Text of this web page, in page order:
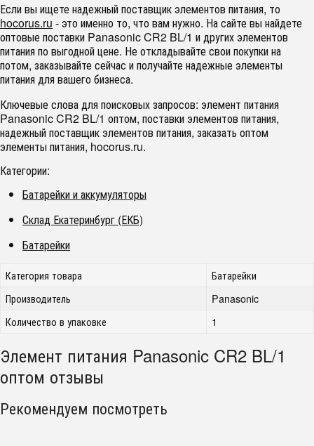
Если вы ищете надежный поставщик элементов питания, то
hocorus.ru - это именно то, что вам нужно. На сайте вы найдете
оптовые поставки Panasonic CR2 BL/1 и других элементов
питания по выгодной цене. Не откладывайте свои покупки на
потом, заказывайте сейчас и получайте надежные элементы
питания для вашего бизнеса.
Ключевые слова для поисковых запросов: элемент питания
Panasonic CR2 BL/1 оптом, поставки элементов питания,
надежный поставщик элементов питания, заказать оптом
элементы питания, hocorus.ru.
Категории:
Батарейки и аккумуляторы
Склад Екатеринбург (ЕКБ)
Батарейки
Категория товара
Батарейки
Производитель
Panasonic
Количество в упаковке
1
Элемент питания Panasonic CR2 BL/1
оптом отзывы
Рекомендуем посмотреть